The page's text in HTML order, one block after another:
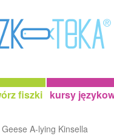
fiszki kursy
Geese A-lying Kinsella